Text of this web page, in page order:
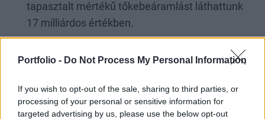
Portfolio - Do Not Process My Personal Information
If you wish to opt-out of the sale, sharing to third parties, or
processing of your personal or sensitive information for
targeted advertising by us, please use the below opt-out
tapasztalt mértékű tőkebeáramlást láthattunk
17 milliárdos értékben.
amelynek nagysága csaknem 13,2 milliárd forint.
egyöntetűen tőkebeáramlást láthattunk, de a
kiegyensúlyozott vegyes alapok voltak messze a